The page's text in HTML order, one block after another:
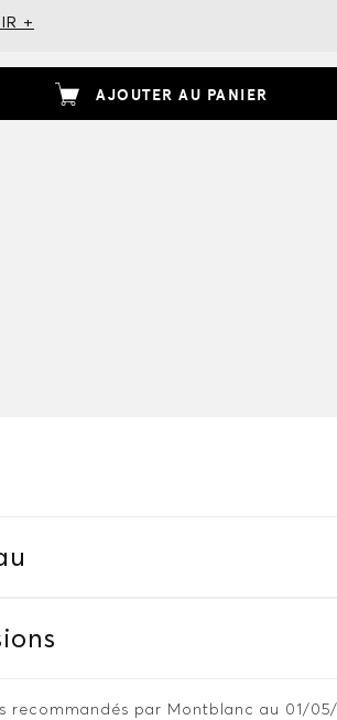
+
AJOUTER AU PANIER
recommandés par Montblanc au 01/05/